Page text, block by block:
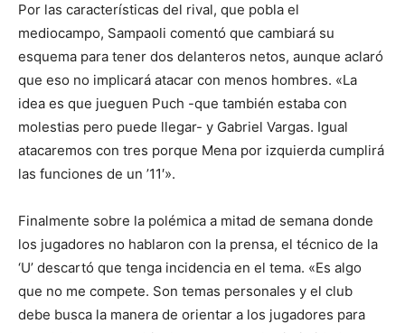
Por las características del rival, que pobla el
mediocampo, Sampaoli comentó que cambiará su
esquema para tener dos delanteros netos, aunque aclaró
que eso no implicará atacar con menos hombres. «La
idea es que jueguen Puch -que también estaba con
molestias pero puede llegar- y Gabriel Vargas. Igual
atacaremos con tres porque Mena por izquierda cumplirá
las funciones de un ’11′».
Finalmente sobre la polémica a mitad de semana donde
los jugadores no hablaron con la prensa, el técnico de la
‘U’ descartó que tenga incidencia en el tema. «Es algo
que no me compete. Son temas personales y el club
debe busca la manera de orientar a los jugadores para